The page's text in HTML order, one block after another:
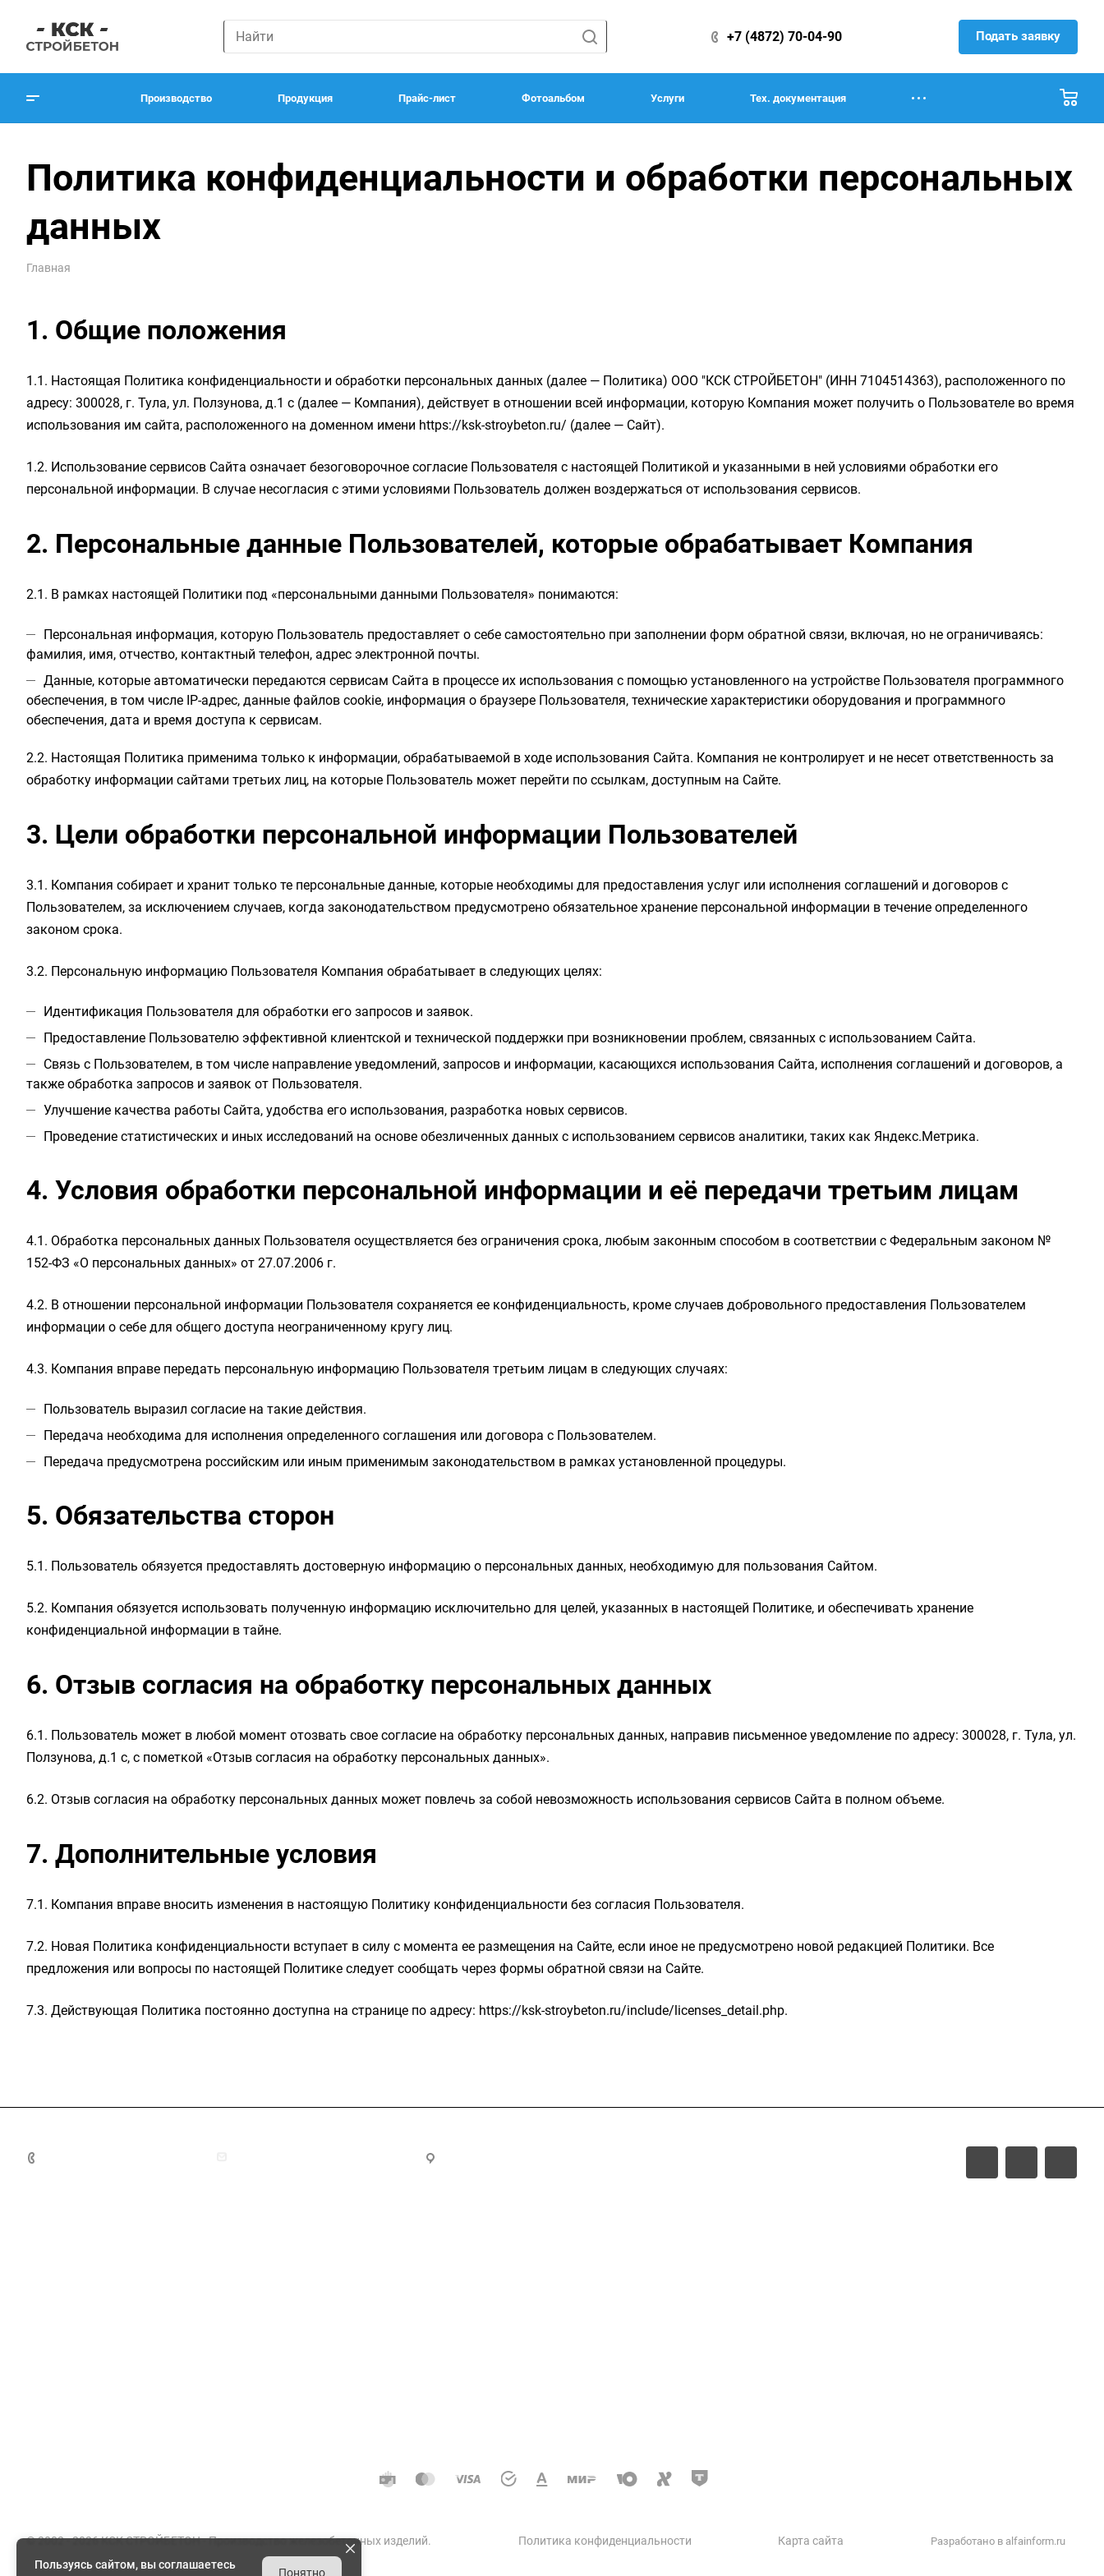
+7 (4872) 70-04-90 Подать заявку
Производство Продукция Прайс-лист Фотоальбом Услуги Тех. документация
Политика конфиденциальности и обработки персональных
данных
Главная
1. Общие положения
1.1. Настоящая Политика конфиденциальности и обработки персональных данных (далее — Политика) ООО "КСК СТРОЙБЕТОН" (ИНН 7104514363), расположенного по
адресу: 300028, г. Тула, ул. Ползунова, д.1 с (далее — Компания), действует в отношении всей информации, которую Компания может получить о Пользователе во время
использования им сайта, расположенного на доменном имени https://ksk-stroybeton.ru/ (далее — Сайт).
1.2. Использование сервисов Сайта означает безоговорочное согласие Пользователя с настоящей Политикой и указанными в ней условиями обработки его
персональной информации. В случае несогласия с этими условиями Пользователь должен воздержаться от использования сервисов.
2. Персональные данные Пользователей, которые обрабатывает Компания
2.1. В рамках настоящей Политики под «персональными данными Пользователя» понимаются:
Персональная информация, которую Пользователь предоставляет о себе самостоятельно при заполнении форм обратной связи, включая, но не ограничиваясь:
фамилия, имя, отчество, контактный телефон, адрес электронной почты.
Данные, которые автоматически передаются сервисам Сайта в процессе их использования с помощью установленного на устройстве Пользователя программного
обеспечения, в том числе IP-адрес, данные файлов cookie, информация о браузере Пользователя, технические характеристики оборудования и программного
обеспечения, дата и время доступа к сервисам.
2.2. Настоящая Политика применима только к информации, обрабатываемой в ходе использования Сайта. Компания не контролирует и не несет ответственность за
обработку информации сайтами третьих лиц, на которые Пользователь может перейти по ссылкам, доступным на Сайте.
3. Цели обработки персональной информации Пользователей
3.1. Компания собирает и хранит только те персональные данные, которые необходимы для предоставления услуг или исполнения соглашений и договоров с
Пользователем, за исключением случаев, когда законодательством предусмотрено обязательное хранение персональной информации в течение определенного
законом срока.
3.2. Персональную информацию Пользователя Компания обрабатывает в следующих целях:
Идентификация Пользователя для обработки его запросов и заявок.
Предоставление Пользователю эффективной клиентской и технической поддержки при возникновении проблем, связанных с использованием Сайта.
Связь с Пользователем, в том числе направление уведомлений, запросов и информации, касающихся использования Сайта, исполнения соглашений и договоров, а
также обработка запросов и заявок от Пользователя.
Улучшение качества работы Сайта, удобства его использования, разработка новых сервисов.
Проведение статистических и иных исследований на основе обезличенных данных с использованием сервисов аналитики, таких как Яндекс.Метрика.
4. Условия обработки персональной информации и её передачи третьим лицам
4.1. Обработка персональных данных Пользователя осуществляется без ограничения срока, любым законным способом в соответствии с Федеральным законом №
152-ФЗ «О персональных данных» от 27.07.2006 г.
4.2. В отношении персональной информации Пользователя сохраняется ее конфиденциальность, кроме случаев добровольного предоставления Пользователем
информации о себе для общего доступа неограниченному кругу лиц.
4.3. Компания вправе передать персональную информацию Пользователя третьим лицам в следующих случаях:
Пользователь выразил согласие на такие действия.
Передача необходима для исполнения определенного соглашения или договора с Пользователем.
Передача предусмотрена российским или иным применимым законодательством в рамках установленной процедуры.
5. Обязательства сторон
5.1. Пользователь обязуется предоставлять достоверную информацию о персональных данных, необходимую для пользования Сайтом.
5.2. Компания обязуется использовать полученную информацию исключительно для целей, указанных в настоящей Политике, и обеспечивать хранение
конфиденциальной информации в тайне.
6. Отзыв согласия на обработку персональных данных
6.1. Пользователь может в любой момент отозвать свое согласие на обработку персональных данных, направив письменное уведомление по адресу: 300028, г. Тула, ул.
Ползунова, д.1 с, с пометкой «Отзыв согласия на обработку персональных данных».
6.2. Отзыв согласия на обработку персональных данных может повлечь за собой невозможность использования сервисов Сайта в полном объеме.
7. Дополнительные условия
7.1. Компания вправе вносить изменения в настоящую Политику конфиденциальности без согласия Пользователя.
7.2. Новая Политика конфиденциальности вступает в силу с момента ее размещения на Сайте, если иное не предусмотрено новой редакцией Политики. Все
предложения или вопросы по настоящей Политике следует сообщать через формы обратной связи на Сайте.
7.3. Действующая Политика постоянно доступна на странице по адресу: https://ksk-stroybeton.ru/include/licenses_detail.php.
© 2002 - 2026 КСК СТРОЙБЕТОН -Производство железобетонных изделий. Политика конфиденциальности Карта сайта Разработано в alfainform.ru
Пользуясь сайтом, вы соглашаетесь
Понятно